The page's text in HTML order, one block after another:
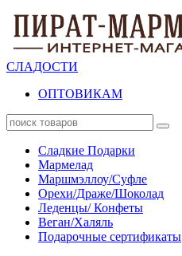
СЛАДОСТИ
ОПТОВИКАМ
Сладкие Подарки
Мармелад
Маршмэллоу/Суфле
Орехи/Драже/Шоколад
Леденцы/ Конфеты
Веган/Халяль
Подарочные сертификаты